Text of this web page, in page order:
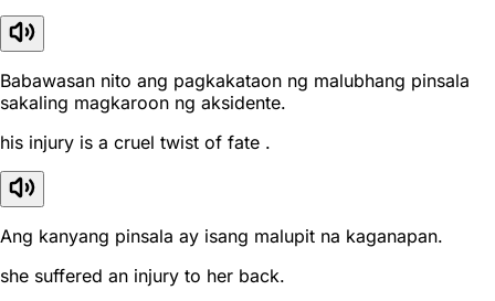
Babawasan nito ang pagkakataon ng malubhang pinsala
sakaling magkaroon ng aksidente.
his injury is a cruel twist of fate .
Ang kanyang pinsala ay isang malupit na kaganapan.
she suffered an injury to her back.